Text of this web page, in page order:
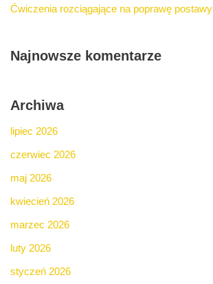
Ćwiczenia rozciągające na poprawę postawy
Najnowsze komentarze
Archiwa
lipiec 2026
czerwiec 2026
maj 2026
kwiecień 2026
marzec 2026
luty 2026
styczeń 2026